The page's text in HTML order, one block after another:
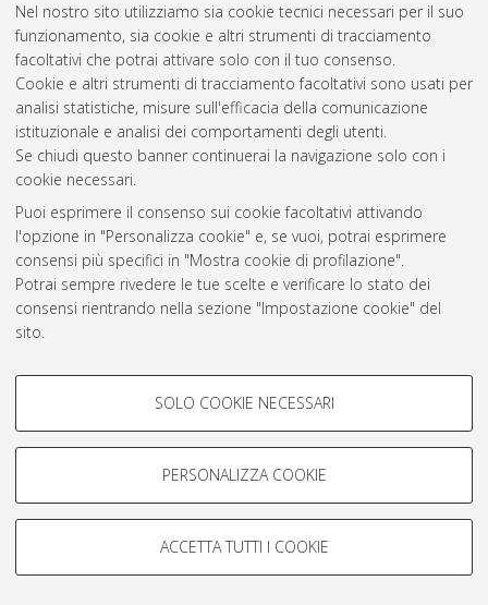
Nel nostro sito utilizziamo sia cookie tecnici necessari per il suo
funzionamento, sia cookie e altri strumenti di tracciamento
facoltativi che potrai attivare solo con il tuo consenso.
Cookie e altri strumenti di tracciamento facoltativi sono usati per
analisi statistiche, misure sull'efficacia della comunicazione
istituzionale e analisi dei comportamenti degli utenti.
Se chiudi questo banner continuerai la navigazione solo con i
cookie necessari.
Puoi esprimere il consenso sui cookie facoltativi attivando
l'opzione in "Personalizza cookie" e, se vuoi, potrai esprimere
consensi più specifici in "Mostra cookie di profilazione".
Potrai sempre rivedere le tue scelte e verificare lo stato dei
consensi rientrando nella sezione "Impostazione cookie" del
sito.
COOKIE DI PROFILAZIONE -
Si tratta di cookie utilizzati per analizzare le caratteristiche della
navigazione degli utenti, creare profili in base al loro comportamento
Mostra cookie di profilazione
COOKIE TECNICI - NECESSARI
SOLO COOKIE NECESSARI
PERSONALIZZA COOKIE
ACCETTA TUTTI I COOKIE
2009(3)
Atom
Rss 1.0
Rss 2.0
AMS Laurea
Servizio implementato e gestito da AlmaDL
Impostazioni Cookie
© ALMA MATER STUDIORUM - Università di Bologna, 2007-2026.